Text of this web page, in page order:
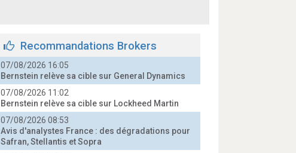
Recommandations Brokers
07/08/2026 16:05
Bernstein relève sa cible sur General Dynamics
07/08/2026 11:02
Bernstein relève sa cible sur Lockheed Martin
07/08/2026 08:53
Avis d'analystes France : des dégradations pour
Safran, Stellantis et Sopra